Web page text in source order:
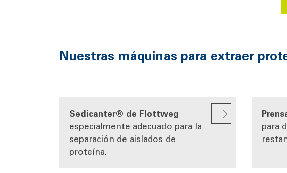
Nuestras máquinas para extraer
Sedicanter® de Flottweg
especialmente adecuado para la
separación de aislados de
proteína.
para